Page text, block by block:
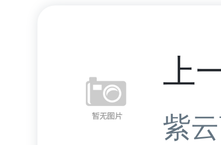
上
紫